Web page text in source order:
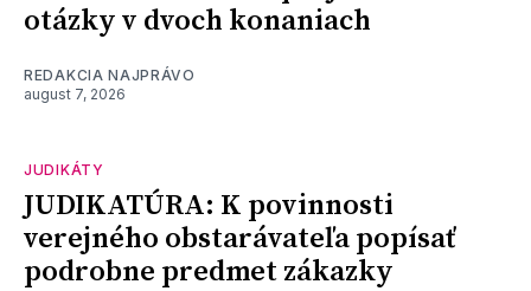
otázky v dvoch konaniach
REDAKCIA NAJPRÁVO
august 7, 2026
JUDIKÁTY
JUDIKATÚRA: K povinnosti
verejného obstarávateľa popísať
podrobne predmet zákazky